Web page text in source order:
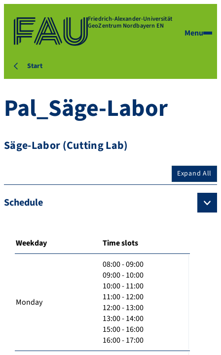
Friedrich-Alexander-Universität
GeoZentrum Nordbayern EN
Menu
Start
Pal_Säge-Labor
Säge-Labor (Cutting Lab)
Expand All
Schedule
Weekday Time slots
Monday
08:00 - 09:00
09:00 - 10:00
10:00 - 11:00
11:00 - 12:00
12:00 - 13:00
13:00 - 14:00
15:00 - 16:00
16:00 - 17:00